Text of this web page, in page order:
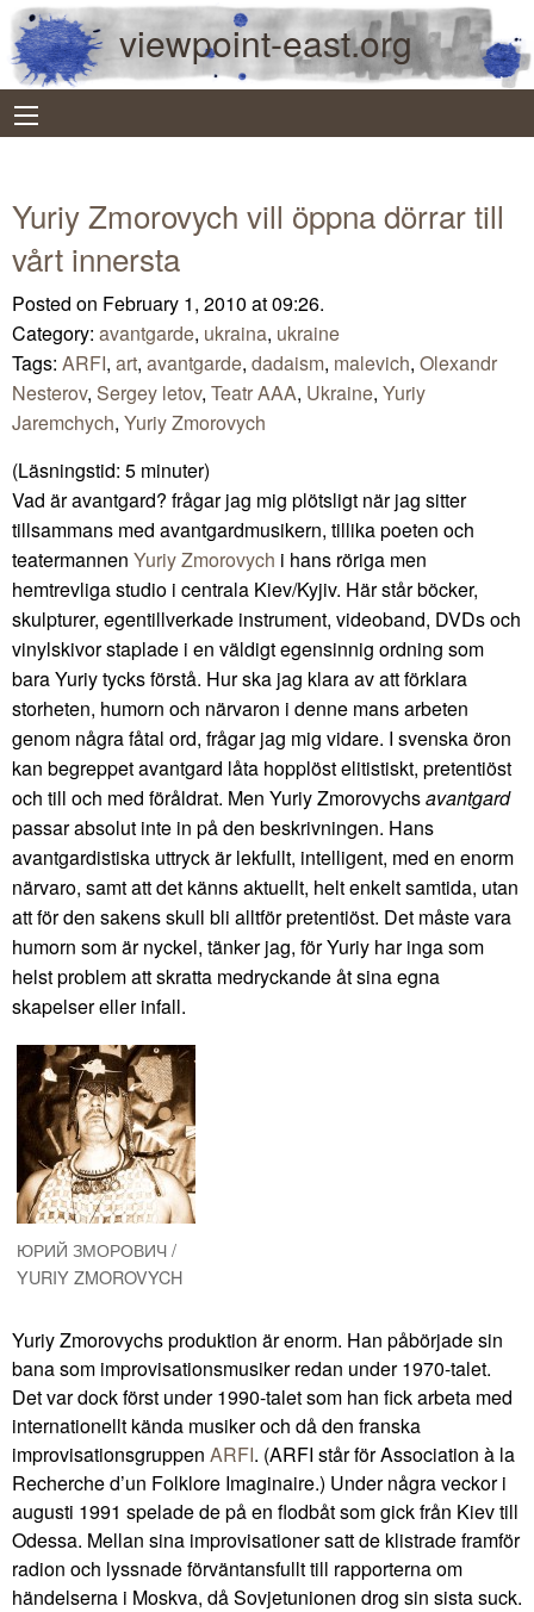
viewpoint-east.org
Yuriy Zmorovych vill öppna dörrar till
vårt innersta
Posted on February 1, 2010 at 09:26.
Category: avantgarde, ukraina, ukraine
Tags: ARFI, art, avantgarde, dadaism, malevich, Olexandr
Nesterov, Sergey letov, Teatr AAA, Ukraine, Yuriy
Jaremchych, Yuriy Zmorovych
(Läsningstid: 5 minuter)
Vad är avantgard? frågar jag mig plötsligt när jag sitter
tillsammans med avantgardmusikern, tillika poeten och
teatermannen Yuriy Zmorovych i hans röriga men
hemtrevliga studio i centrala Kiev/Kyjiv. Här står böcker,
skulpturer, egentillverkade instrument, videoband, DVDs och
vinylskivor staplade i en väldigt egensinnig ordning som
bara Yuriy tycks förstå. Hur ska jag klara av att förklara
storheten, humorn och närvaron i denne mans arbeten
genom några fåtal ord, frågar jag mig vidare. I svenska öron
kan begreppet avantgard låta hopplöst elitistiskt, pretentiöst
och till och med föråldrat. Men Yuriy Zmorovychsavantgard
passar absolut inte in på den beskrivningen. Hans
avantgardistiska uttryck är lekfullt, intelligent, med en enorm
närvaro, samt att det känns aktuellt, helt enkelt samtida, utan
att för den sakens skull bli alltför pretentiöst. Det måste vara
humorn som är nyckel, tänker jag, för Yuriy har inga som
helst problem att skratta medryckande åt sina egna
skapelser eller infall.
ЮРИЙ ЗМОРОВИЧ /
YURIY ZMOROVYCH
Yuriy Zmorovychs produktion är enorm. Han påbörjade sin
bana som improvisationsmusiker redan under 1970-talet.
Det var dock först under 1990-talet som han fick arbeta med
internationellt kända musiker och då den franska
improvisationsgruppen ARFI. (ARFI står för Association à la
Recherche d’un Folklore Imaginaire.) Under några veckor i
augusti 1991 spelade de på en flodbåt som gick från Kiev till
Odessa. Mellan sina improvisationer satt de klistrade framför
radion och lyssnade förväntansfullt till rapporterna om
händelserna i Moskva, då Sovjetunionen drog sin sista suck.